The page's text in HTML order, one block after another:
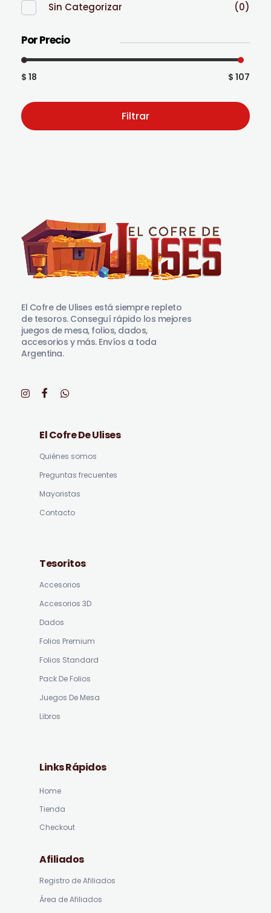
Sin Categorizar
(0)
Por Precio
$ 18 $ 107
Filtrar
El Cofre de Ulises está siempre repleto
de tesoros. Conseguí rápido los mejores
juegos de mesa, folios, dados,
accesorios y más. Envíos a toda
Argentina.
El Cofre De Ulises
Quiénes somos
Preguntas frecuentes
Mayoristas
Contacto
Tesoritos
Accesorios
Accesorios 3D
Dados
Folios Premium
Folios Standard
Pack De Folios
Juegos De Mesa
Libros
Links Rápidos
Home
Tienda
Checkout
Afiliados
Registro de Afiliados
Área de Afiliados